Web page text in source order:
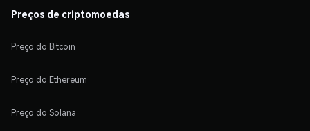
Preços de criptomoedas
Preço do Bitcoin
Preço do Ethereum
Preço do Solana